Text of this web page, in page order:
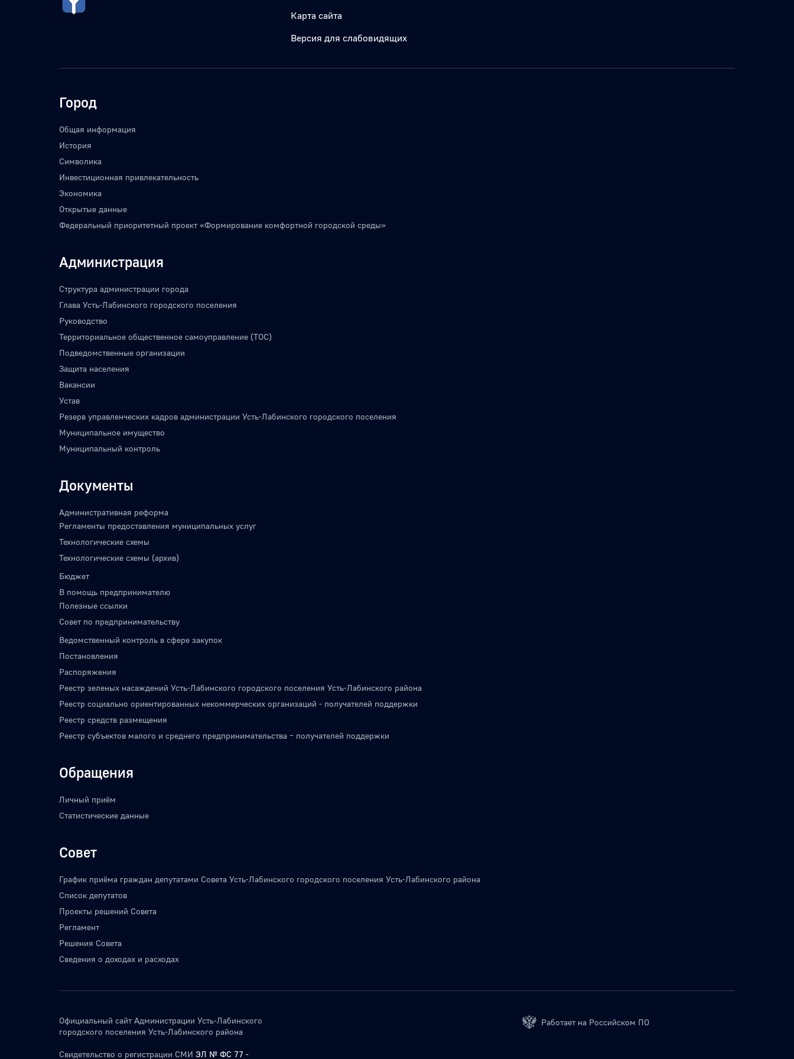
Карта сайта
Версия для слабовидящих
Город
Общая информация
История
Символика
Инвестиционная привлекательность
Экономика
Открытые данные
Федеральный приоритетный проект «Формирование комфортной городской среды»
Администрация
Структура администрации города
Глава Усть-Лабинского городского поселения
Руководство
Территориальное общественное самоуправление (ТОС)
Подведомственные организации
Защита населения
Вакансии
Устав
Резерв управленческих кадров администрации Усть-Лабинского городского поселения
Муниципальное имущество
Муниципальный контроль
Документы
Административная реформа
Регламенты предоставления муниципальных услуг
Технологические схемы
Технологические схемы (архив)
Бюджет
В помощь предпринимателю
Полезные ссылки
Совет по предпринимательству
Ведомственный контроль в сфере закупок
Постановления
Распоряжения
Реестр зеленых насаждений Усть-Лабинского городского поселения Усть-Лабинского района
Реестр социально ориентированных некоммерческих организаций - получателей поддержки
Реестр средств размещения
Реестр субъектов малого и среднего предпринимательства – получателей поддержки
Обращения
Личный приём
Статистические данные
Совет
График приёма граждан депутатами Совета Усть-Лабинского городского поселения Усть-Лабинского района
Список депутатов
Проекты решений Совета
Регламент
Решения Совета
Сведения о доходах и расходах
Официальный сайт Администрации Усть-Лабинского
городского поселения Усть-Лабинского района
Свидетельство о регистрации СМИ ЭЛ № ФС 77 -
Работает на Российском ПО